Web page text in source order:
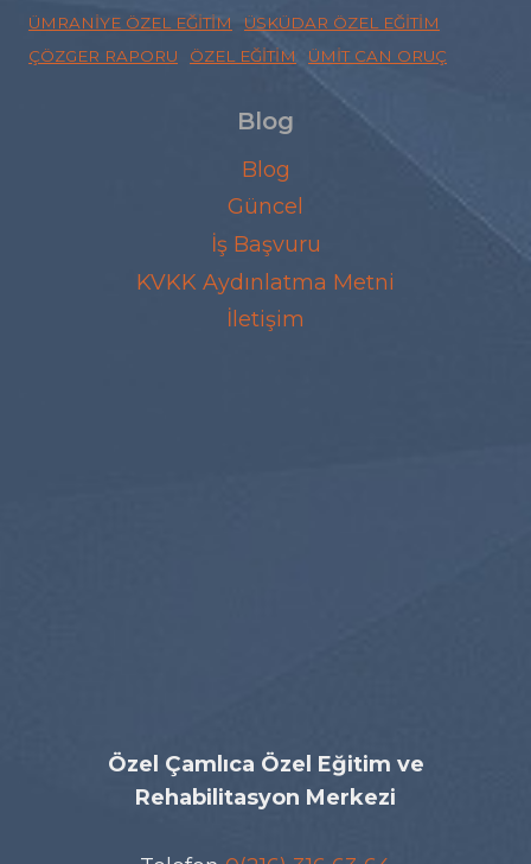
ÜMRANIYE ÖZEL EĞITIM
ÜSKÜDAR ÖZEL EĞITIM
ÇÖZGER RAPORU
ÖZEL EĞITIM ÜMIT CAN ORUÇ
Blog
Blog
Güncel
İş Başvuru
KVKK Aydınlatma Metni
İletişim
Özel Çamlıca Özel Eğitim ve
Rehabilitasyon Merkezi